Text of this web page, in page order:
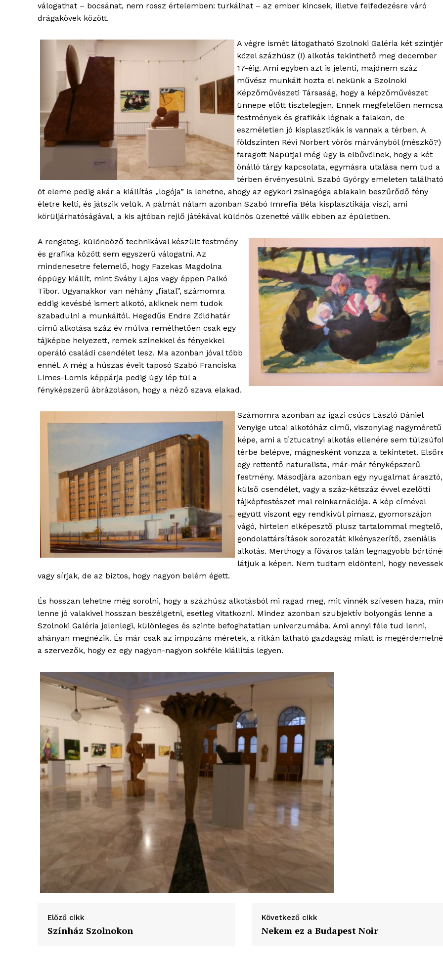
blogSZOLNOK
élményportál
ELŐFIZETÉS
Hasznos
bSZ fiók
Előfizetés
Kapcsolat
Adatkezelési tájékoztató
Hirdetés
válogathat – bocsánat, nem rossz értelemben: turkálhat – az ember kincsek, illetve felfedezésre váró
drágakövek között.
A végre ismét látogatható Szolnoki Galéria két
közel százhúsz (!) alkotás tekinthető meg december
17-éig. Ami egyben azt is jelenti, majdnem száz
művész munkáit hozta el nekünk a Szolnoki
Képzőművészeti Társaság, hogy a képzőművészet
ünnepe előtt tisztelegjen. Ennek megfelelően
festmények és grafikák lógnak a falakon, de
eszméletlen jó kisplasztikák is vannak a térben. A
földszinten Révi Norbert vörös márványból (mészkő?)
faragott Napútjai még úgy is elbűvölnek, hogy a két
önálló tárgy kapcsolata, egymásra utalása nem tud a
térben érvényesülni. Szabó György emeleten található
öt eleme pedig akár a kiállítás „logója” is lehetne, ahogy az egykori zsinagóga ablakain beszűrődő fény
életre kelti, és játszik velük. A pálmát nálam azonban Szabó Imrefia Béla kisplasztikája viszi, ami
körüljárhatóságával, a kis ajtóban rejlő játékával különös üzenetté válik ebben az épületben.
A rengeteg, különböző technikával készült festmény
és grafika között sem egyszerű válogatni. Az
mindenesetre felemelő, hogy Fazekas Magdolna
éppúgy kiállít, mint Sváby Lajos vagy éppen Palkó
Tibor. Ugyanakkor van néhány „fiatal”, számomra
eddig kevésbé ismert alkotó, akiknek nem tudok
szabadulni a munkáitól. Hegedűs Endre Zöldhatár
című alkotása száz év múlva remélhetően csak egy
tájképbe helyezett, remek színekkel és fényekkel
operáló családi csendélet lesz. Ma azonban jóval több
ennél. A még a húszas éveit taposó Szabó Franciska
Limes-Lomis képpárja pedig úgy lép túl a
fényképszerű ábrázoláson, hogy a néző szava elakad.
Számomra azonban az igazi csúcs László Dániel
Venyige utcai alkotóház című, viszonylag nagyméretű
képe, ami a tíztucatnyi alkotás ellenére sem
térbe belépve, mágnesként vonzza a tekintetet.
egy rettentő naturalista, már-már fényképszerű
festmény. Másodjára azonban egy nyugalmat árasztó,
külső csendélet, vagy a száz-kétszáz évvel ezelőtti
tájképfestészet mai reinkarnációja. A kép címével
együtt viszont egy rendkívül pimasz, gyomorszájon
vágó, hirtelen elképesztő plusz tartalommal megtelő,
gondolattársítások sorozatát kikényszerítő, zseniális
alkotás. Merthogy a főváros talán legnagyobb
látjuk a képen. Nem tudtam eldönteni, hogy nevessek
vagy sírjak, de az biztos, hogy nagyon belém égett.
És hosszan lehetne még sorolni, hogy a százhúsz alkotásból mi ragad meg, mit vinnék szívesen haza,
lenne jó valakivel hosszan beszélgetni, esetleg vitatkozni. Mindez azonban szubjektív bolyongás lenne a
Szolnoki Galéria jelenlegi, különleges és szinte befoghatatlan univerzumába. Ami annyi féle tud lenni,
ahányan megnézik. És már csak az impozáns méretek, a ritkán látható gazdagság miatt is
a szervezők, hogy ez egy nagyon-nagyon sokféle kiállítás legyen.
Előző cikk
Színház Szolnokon
Következő cikk
Nekem ez a Budapest Noir